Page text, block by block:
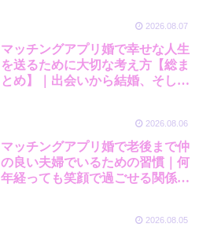
2026.08.07
マッチングアプリ婚で幸せな人生
を送るために大切な考え方【総ま
とめ】｜出会いから結婚、そして
2026.08.06
マッチングアプリ婚で老後まで仲
の良い夫婦でいるための習慣｜何
年経っても笑顔で過ごせる関係の
2026.08.05